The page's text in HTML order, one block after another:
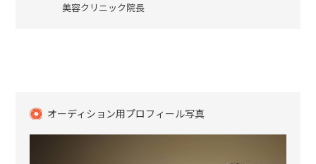
美容クリニック院長
オーディション用プロフィール写真